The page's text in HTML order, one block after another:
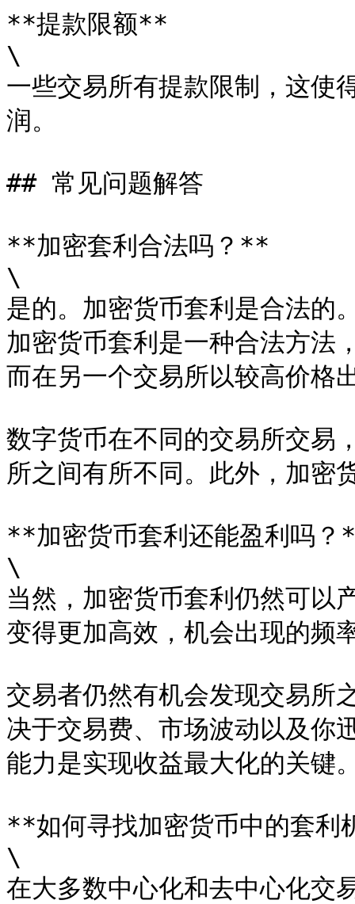
**提款限额**
\
一些交易所有提款限制，这使
润。
## 常见问题解答
**加密套利合法吗？**
\
是的。加密货币套利是合法的
加密货币套利是一种合法方法
而在另一个交易所以较高价格
数字货币在不同的交易所交易
所之间有所不同。此外，加密
**加密货币套利还能盈利吗
\
当然，加密货币套利仍然可以
变得更加高效，机会出现的频
交易者仍然有机会发现交易所
决于交易费、市场波动以及你
能力是实现收益最大化的关键
**如何寻找加密货币中的套利
\
在大多数中心化和去中心化交